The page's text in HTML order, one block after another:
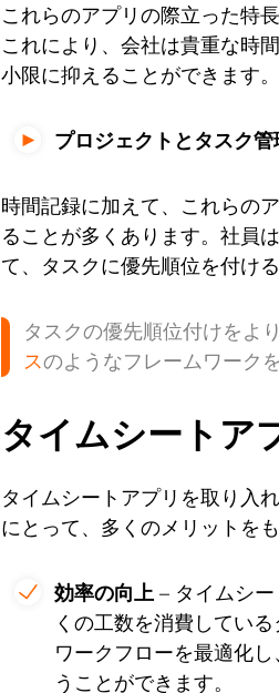
これらのアプリの際立った特
これにより、会社は貴重な時
小限に抑えることができます。
プロジェクトとタスク管
時間記録に加えて、これらの
ることが多くあります。社員
て、タスクに優先順位を付け
タスクの優先順位付けをよ
スのようなフレームワーク
タイムシートア
タイムシートアプリを取り入
にとって、多くのメリットを
効率の向上– タイムシー
くの工数を消費してい
ワークフローを最適化
うことができます。